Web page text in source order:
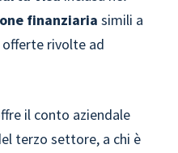
finanziaria simili a
offerte rivolte ad
il conto aziendale
terzo settore, a chi è